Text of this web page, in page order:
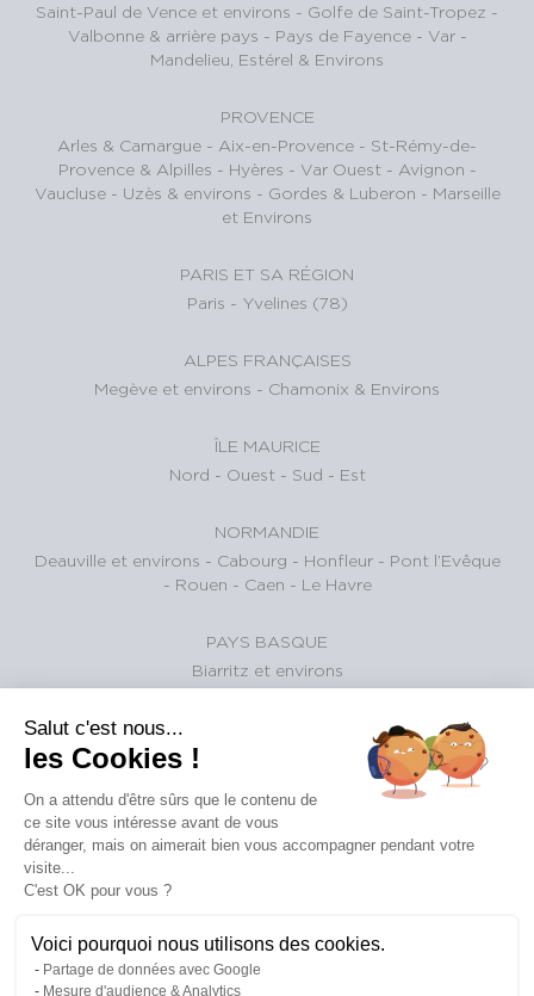
Saint-Paul de Vence et environs - Golfe de Saint-Tropez -
Valbonne & arrière pays - Pays de Fayence - Var -
Mandelieu, Estérel & Environs
PROVENCE
Arles & Camargue - Aix-en-Provence - St-Rémy-de-
Provence & Alpilles - Hyères - Var Ouest - Avignon -
Vaucluse - Uzès & environs - Gordes & Luberon - Marseille
et Environs
PARIS ET SA RÉGION
Paris - Yvelines (78)
ALPES FRANÇAISES
Megève et environs - Chamonix & Environs
ÎLE MAURICE
Nord - Ouest - Sud - Est
NORMANDIE
Deauville et environs - Cabourg - Honfleur - Pont l’Evêque
- Rouen - Caen - Le Havre
PAYS BASQUE
Biarritz et environs
Pyla Sur Mer- Cap-Ferret Gujan-Mestras-La
Andernos-les-bains
©
2026
Plan
du
| Conditions
Générales
|mentions
légales
| barèmes
Salut c'est nous...
les Cookies !
On a attendu d'être sûrs que le contenu de
ce site vous intéresse avant de vous
déranger, mais on aimerait bien vous accompagner pendant votre
visite...
C'est OK pour vous ?
Voici pourquoi nous utilisons des cookies.
Partage de données avec Google
Mesure d'audience & Analytics